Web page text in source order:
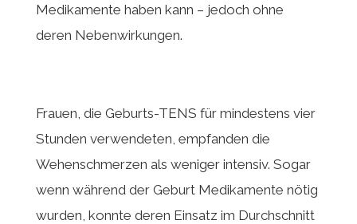
Medikamente haben kann – jedoch ohne
deren Nebenwirkungen.
Frauen, die Geburts-TENS für mindestens vier
Stunden verwendeten, empfanden die
Wehenschmerzen als weniger intensiv. Sogar
wenn während der Geburt Medikamente nötig
wurden, konnte deren Einsatz im Durchschnitt